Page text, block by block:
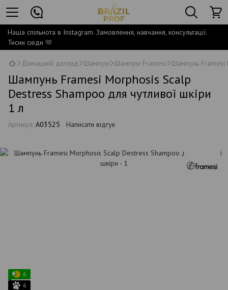
Наша спільнота в Instagram. Замовлення, навчання, консультації.
Тисни сюди 🫶
Домашній догляд Шампуні Шампуні Framesi Шампунь Framesi
Шампунь Framesi Morphosis Scalp
Destress Shampoo для чутливої шкіри
1 л
Артикул: A03525 Написати відгук
6
6